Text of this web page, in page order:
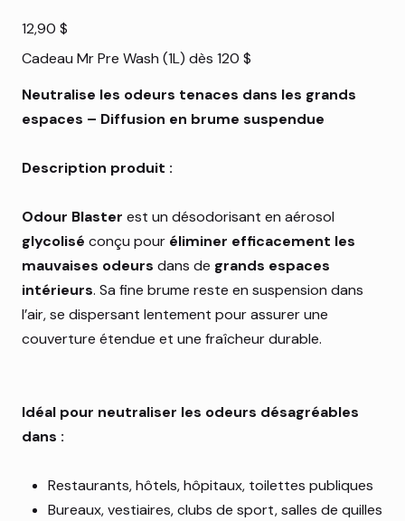
Prix
12,90 $
Cadeau Mr Pre Wash (1L) dès 120 $
Neutralise les odeurs tenaces dans les grands
espaces – Diffusion en brume suspendue
Description produit :
Odour Blaster est un désodorisant en aérosol
glycolisé conçu pour éliminer efficacement les
mauvaises odeurs dans de grands espaces
intérieurs. Sa fine brume reste en suspension dans
l’air, se dispersant lentement pour assurer une
couverture étendue et une fraîcheur durable.
Idéal pour neutraliser les odeurs désagréables
dans :
Restaurants, hôtels, hôpitaux, toilettes publiques
Bureaux, vestiaires, clubs de sport, salles de quilles